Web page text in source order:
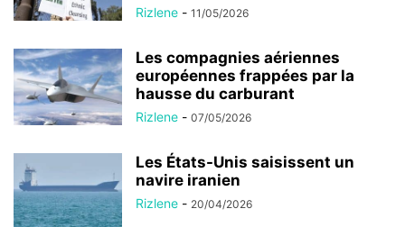
Rizlene - 11/05/2026
Les compagnies aériennes
européennes frappées par la
hausse du carburant
Rizlene - 07/05/2026
Les États-Unis saisissent un
navire iranien
Rizlene - 20/04/2026